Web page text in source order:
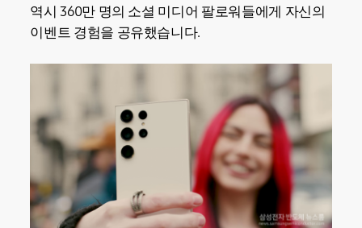
역시 360만 명의 소셜 미디어 팔로워들에게 자신의
이벤트 경험을 공유했습니다.